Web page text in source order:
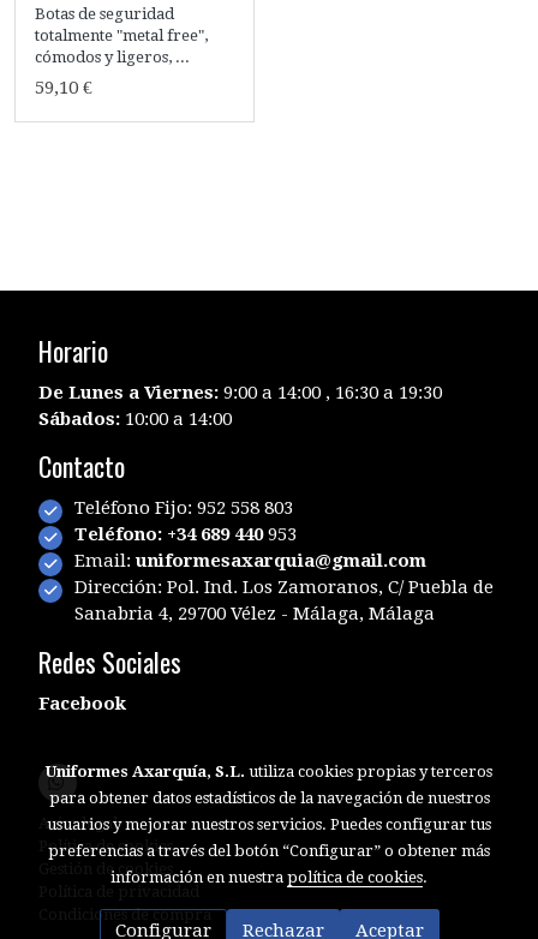
Botas de seguridad
totalmente "metal free",
cómodos y ligeros, ...
59,10 €
Horario
De Lunes a Viernes: 9:00 a 14:00 , 16:30 a 19:30
Sábados: 10:00 a 14:00
Contacto
Teléfono Fijo: 952 558 803
Teléfono: +34 689 440953
Email: uniformesaxarquia@gmail.com
Dirección: Pol. Ind. Los Zamoranos, C/ Puebla de
Sanabria 4, 29700 Vélez - Málaga, Málaga
Redes Sociales
Facebook
Aviso legal
Política de cookies
Gestión de cookies
Condiciones de compra
Uniformes Axarquía, S.L. utiliza cookies propias y terceros
para obtener datos estadísticos de la navegación de nuestros
usuarios y mejorar nuestros servicios. Puedes configurar tus
preferencias a través del botón “Configurar” o obtener más
información en nuestra política de cookies.
Configurar Rechazar Aceptar